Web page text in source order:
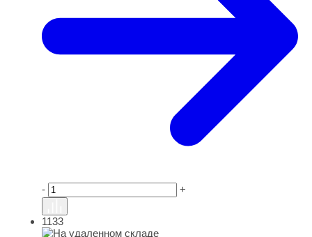
- +
Брызговик 520х330 мм DAF
1133